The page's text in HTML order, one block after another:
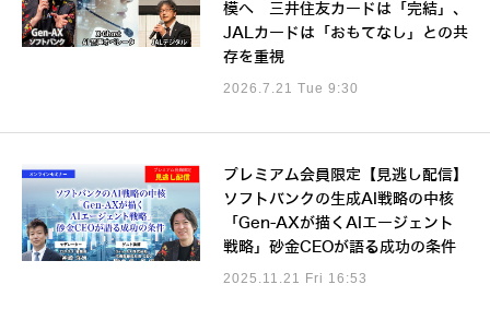
模へ 三井住友カードは「完結」、
JALカードは「おもてなし」との共
存を重視
2026.7.21 Tue 9:30
プレミアム会員限定【見逃し配信】
ソフトバンクの生成AI戦略の中核
「Gen-AXが描くAIエージェント
戦略」砂金CEOが語る成功の条件
2025.11.21 Fri 16:53